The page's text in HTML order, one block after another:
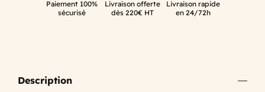
Paiement 100%
sécurisé
Livraison offerte
dès 220€ HT
Livraison rapide
en 24/72h
Description